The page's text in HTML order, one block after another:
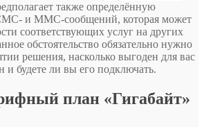
также определённую
и ММС-сообщений, которая может
соответствующих услуг на других
обстоятельство обязательно нужно
решения, насколько выгоден для вас
и будете ли вы его подключать.
план «Гигабайт»